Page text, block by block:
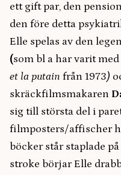
ett gift par, den
den före detta
Elle spelas av den
(som bl a har varit med
et la putain från 1973)
skräckfilmsmakaren
sig till största del i
filmposters/affischer
böcker står staplade
stroke börjar Elle